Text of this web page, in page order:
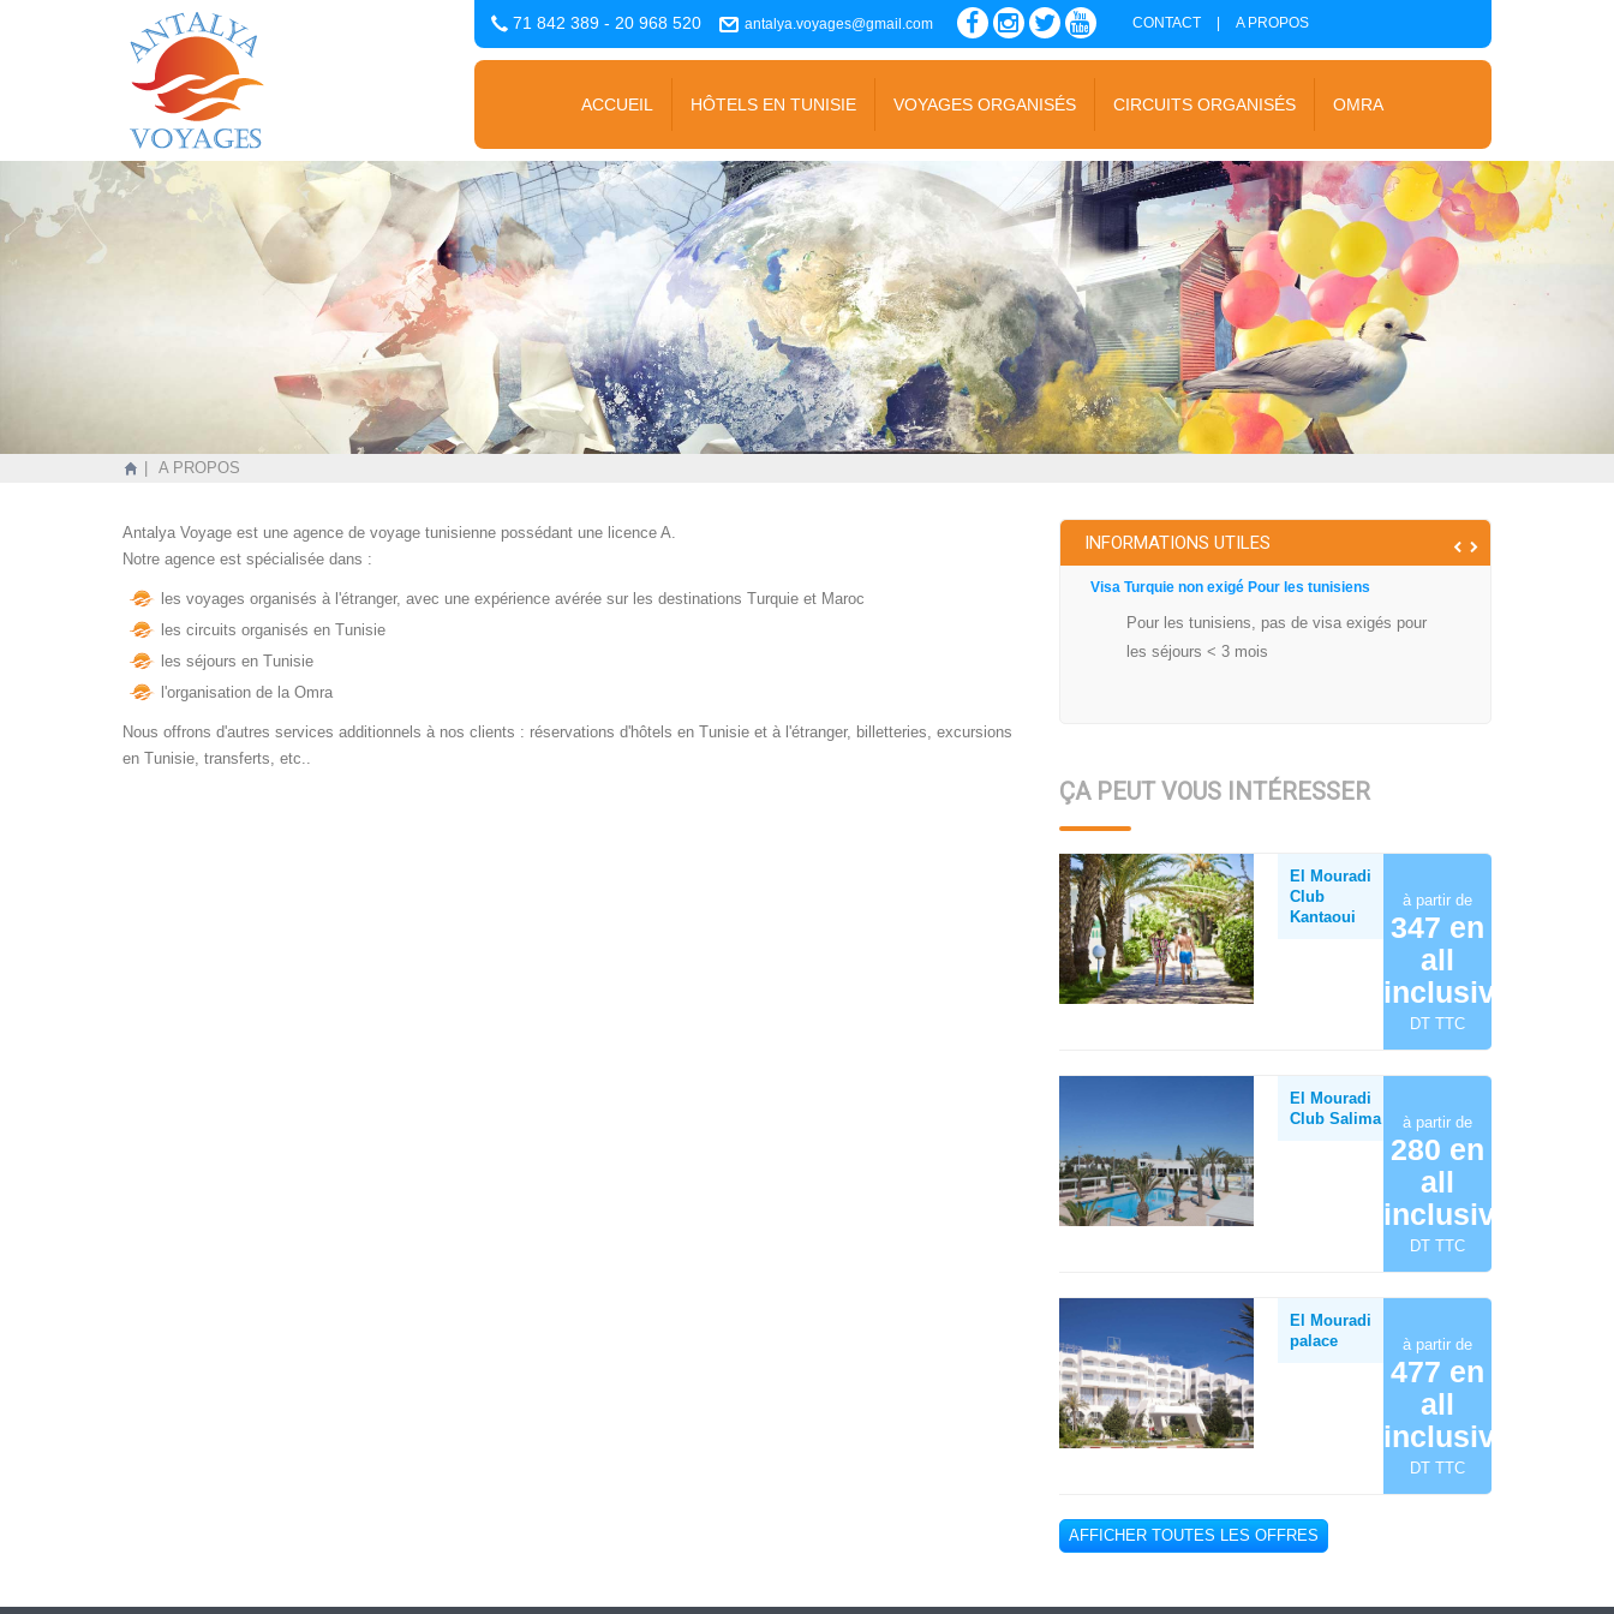
71 842 389 - 20 968 520 antalya.voyages@gmail.com CONTACT A PROPOS
ACCUEIL HÔTELS EN TUNISIE VOYAGES ORGANISÉS CIRCUITS ORGANISÉS OMRA
A PROPOS
Antalya Voyage est une agence de voyage tunisienne possédant une licence A.
Notre agence est spécialisée dans :
les voyages organisés à l'étranger, avec une expérience avérée sur les destinations Turquie et Maroc
les circuits organisés en Tunisie
les séjours en Tunisie
l'organisation de la Omra
Nous offrons d'autres services additionnels à nos clients : réservations d'hôtels en Tunisie et à l'étranger, billetteries, excursions
en Tunisie, transferts, etc..
INFORMATIONS UTILES
Visa Turquie non exigé Pour les tunisiens
Pour les tunisiens, pas de visa exigés pour
les séjours < 3 mois
ÇA PEUT VOUS INTÉRESSER
El Mouradi
Club
Kantaoui
à partir de
347 en
all
inclusive
DT TTC
El Mouradi
Club Salima
à partir de
280 en
all
inclusive
DT TTC
El Mouradi
palace
à partir de
477 en
all
inclusive
DT TTC
AFFICHER TOUTES LES OFFRES